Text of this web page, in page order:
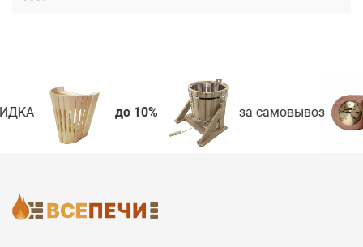
до 10% за самовывоз